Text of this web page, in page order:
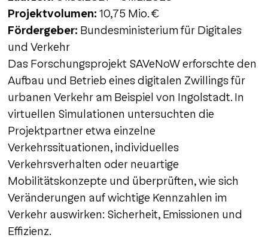
Projektvolumen: 10,75 Mio. €
Fördergeber: Bundesministerium für Digitales
und Verkehr
Das Forschungsprojekt SAVeNoW erforschte den
Aufbau und Betrieb eines digitalen Zwillings für
urbanen Verkehr am Beispiel von Ingolstadt. In
virtuellen Simulationen untersuchten die
Projektpartner etwa einzelne
Verkehrssituationen, individuelles
Verkehrsverhalten oder neuartige
Mobilitätskonzepte und überprüften, wie sich
Veränderungen auf wichtige Kennzahlen im
Verkehr auswirken: Sicherheit, Emissionen und
Effizienz.